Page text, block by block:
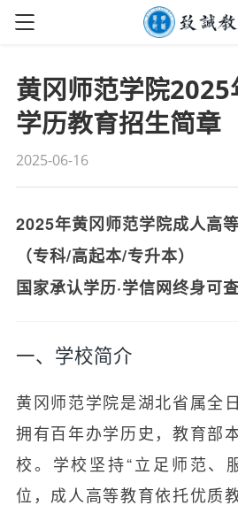
黄冈师范学院
学历教育招生简章
2025-06-16
2025年黄冈师范学院成人高
（专科/高起本/专升本）
国家承认学历·学信网终身可
一、学校简介
黄冈师范学院是湖北省属全
拥有百年办学历史，教育部
校。学校坚持“立足师范、
位，成人高等教育依托优质